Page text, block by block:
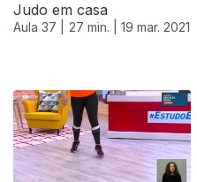
Judo em casa
Aula 37 | 27 min. | 19 mar. 2021